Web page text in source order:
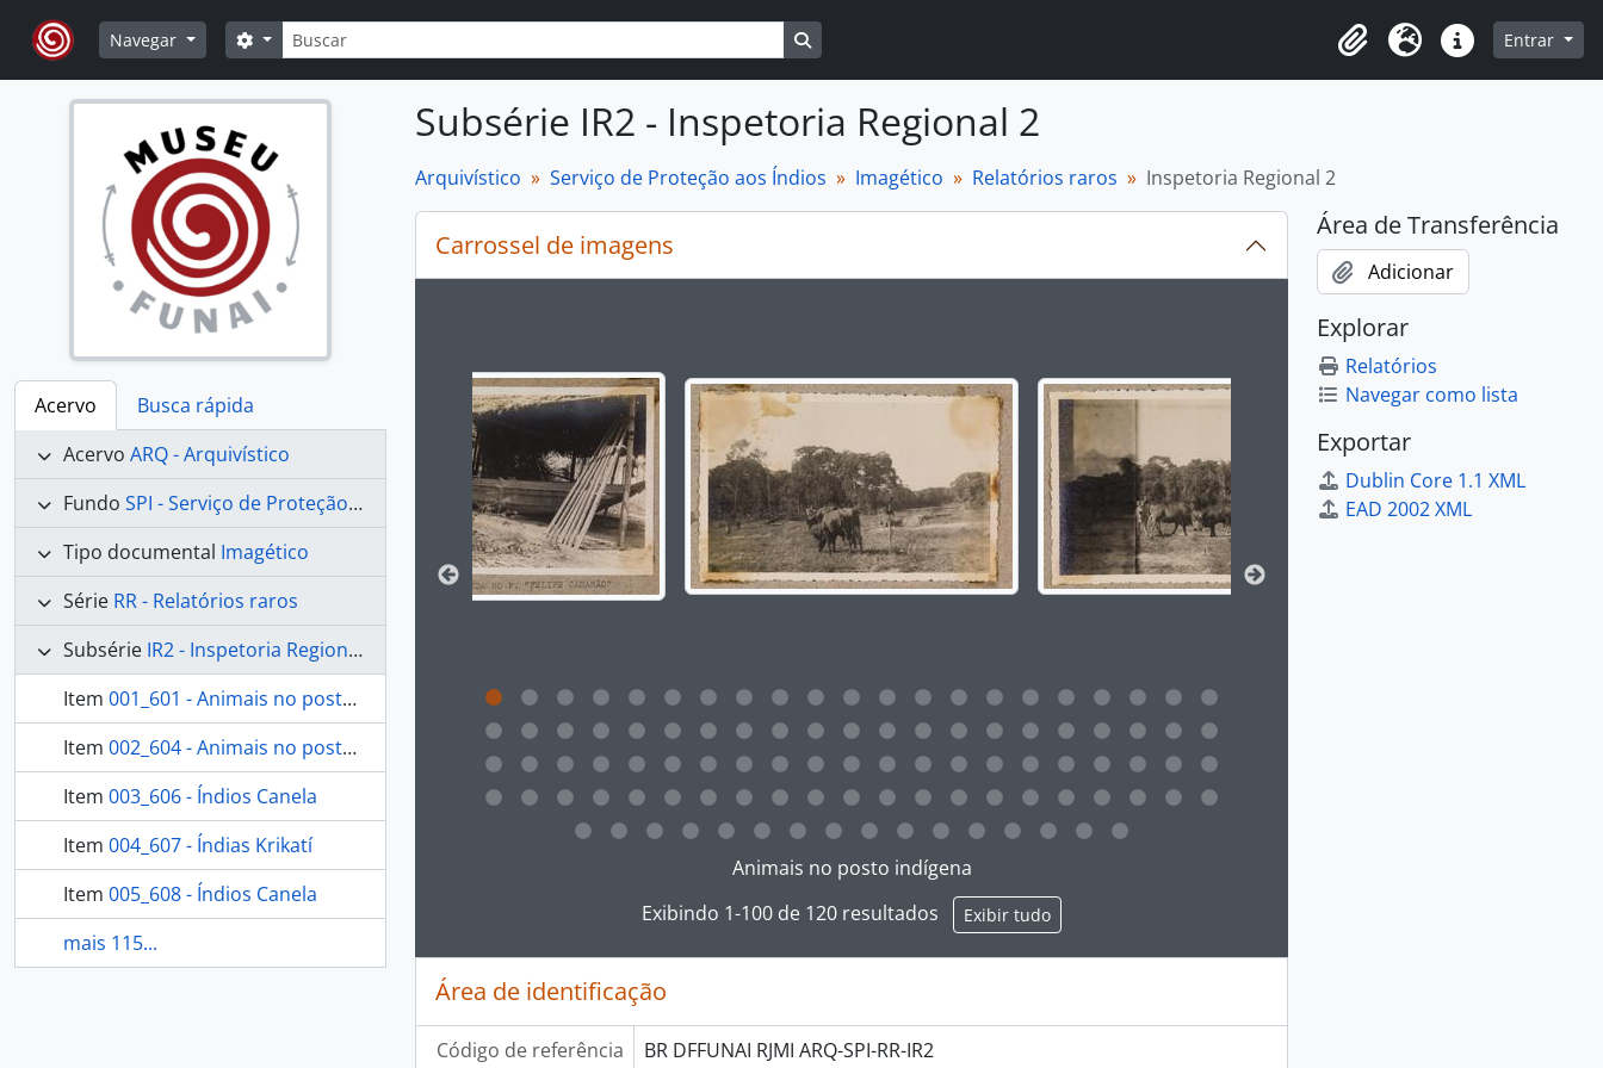
Skip to main content
Navegar
Buscar
Opções de busca
Área de Transferência
Idioma Atalhos Entrar
Acervo
Busca rápida
Acervo ARQ - Arquivístico
Fundo SPI - Serviço de Proteção aos Índios
Tipo documental Imagético
Série RR - Relatórios raros
Subsérie IR2 - Inspetoria Regional 2
Item 001_601 - Animais no posto indígena
Item 002_604 - Animais no posto indígena
Item 003_606 - Índios Canela
Item 004_607 - Índias Krikatí
Item 005_608 - Índios Canela
mais 115...
Subsérie IR2 - Inspetoria Regional 2
Arquivístico Serviço de Proteção aos Índios Imagético Relatórios raros Inspetoria Regional 2
Carrossel de imagens
Ao alterar o slide atual deste carrossel, o título da descrição exibido no carrossel seguinte será alterado. Clicando em
Ao clicar no link deste título da descrição a página de visualização da descrição deste objeto digital será aberta. O texto
Animais no posto indígena
Exibindo 1-100 de 120 resultados
Exibir tudo
Área de identificação
Código de referência BR DFFUNAI RJMI ARQ-SPI-RR-IR2
Área de Transferência
Adicionar
Explorar
Relatórios
Navegar como lista
Exportar
Dublin Core 1.1 XML
EAD 2002 XML